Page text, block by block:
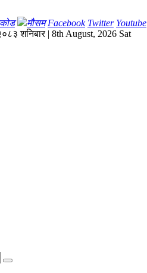
मौसम Facebook Twitter Youtube
शनिबार | 8th August, 2026 Sat